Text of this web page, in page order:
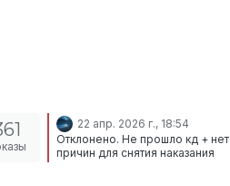
22 апр. 2026 г., 18:54
Отклонено. Не прошло кд + нет
причин для снятия наказания